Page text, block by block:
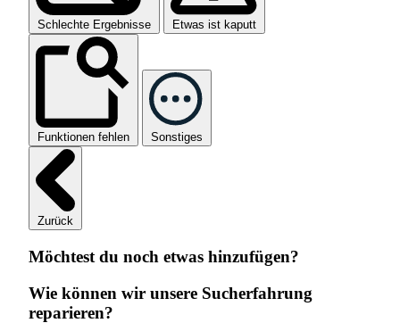
Schlechte Ergebnisse Etwas ist kaputt
Funktionen fehlen Sonstiges
Zurück
Möchtest du noch etwas hinzufügen?
Wie können wir unsere Sucherfahrung
reparieren?